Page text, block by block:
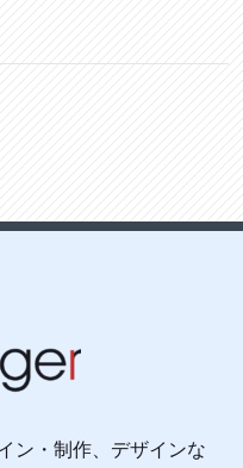
ン・制作、デザインな